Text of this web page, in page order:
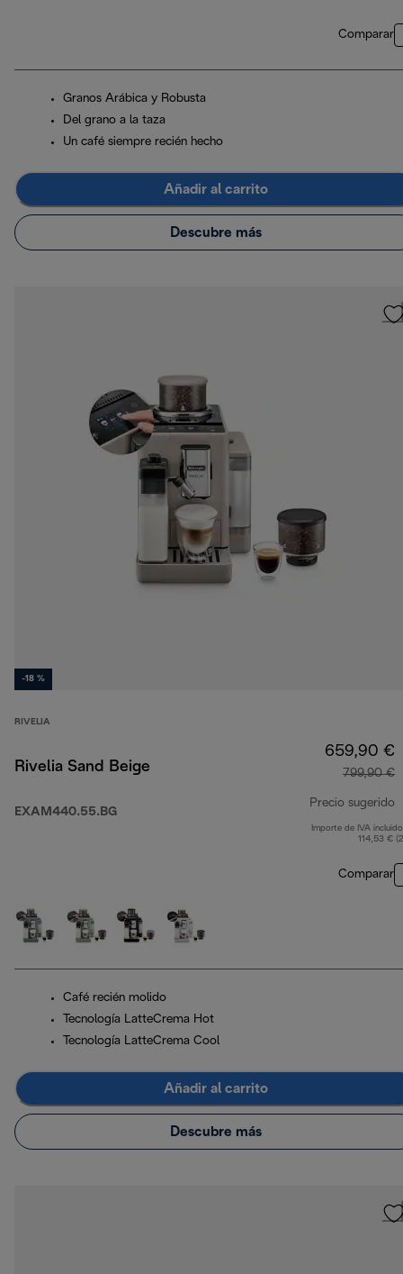
Comparar
Granos Arábica y Robusta
Del grano a la taza
Un café siempre recién hecho
Añadir al carrito
Descubre más
-18 %
RIVELIA
Rivelia Sand Beige
EXAM440.55.BG
659,90 €
799,90 €
Precio sugerido
Importe de IVA
114,53 €
Comparar
Café recién molido
Tecnología LatteCrema Hot
Tecnología LatteCrema Cool
Añadir al carrito
Descubre más